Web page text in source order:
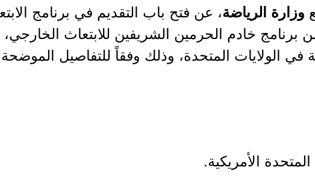
وزارة الرياضة، عن فتح باب التقديم في برنامج
خادم الحرمين الشريفين للابتعاث
في الولايات المتحدة، وذلك وفقاً للتفاصيل الموضحة
الأمريكية.